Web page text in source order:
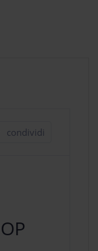
condividi